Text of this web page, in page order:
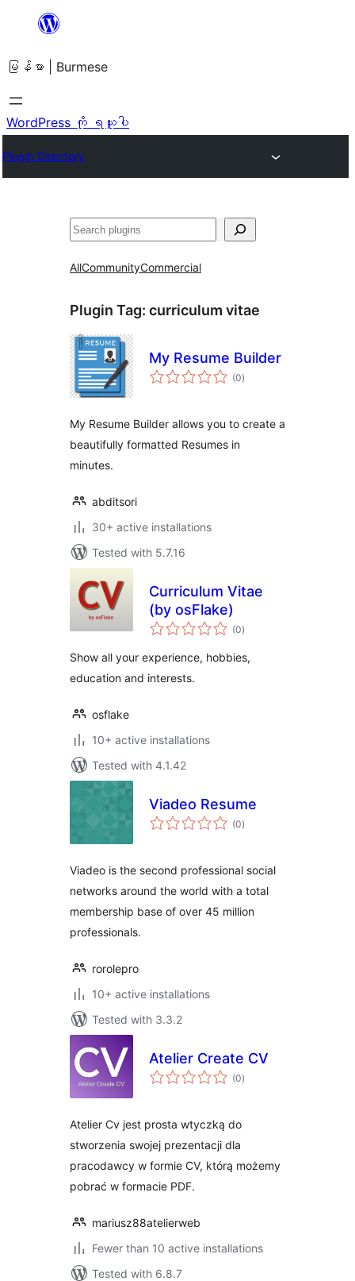
အကြောင်းအရာ
ကျော်သွား
ရန်
မြန်မာ | Burmese
WordPress ကို ရယူပါ
Plugin Directory
ရှာ
AllCommunityCommercial
Plugin Tag: curriculum vitae
My Resume Builder
(0total
ratings
)
My Resume Builder allows you to create a
beautifully formatted Resumes in
minutes.
abditsori
30+ active installations
Tested with 5.7.16
Curriculum Vitae
(by osFlake)
(0total
ratings
)
Show all your experience, hobbies,
education and interests.
osflake
10+ active installations
Tested with 4.1.42
Viadeo Resume
(0total
ratings
)
Viadeo is the second professional social
networks around the world with a total
membership base of over 45 million
professionals.
rorolepro
10+ active installations
Tested with 3.3.2
Atelier Create CV
(0total
ratings
)
Atelier Cv jest prosta wtyczką do
stworzenia swojej prezentacji dla
pracodawcy w formie CV, którą możemy
pobrać w formacie PDF.
mariusz88atelierweb
Fewer than 10 active installations
Tested with 6.8.7